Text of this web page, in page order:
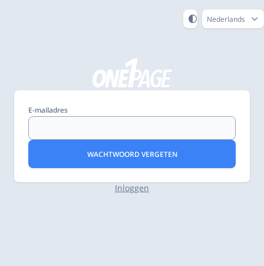
Nederlands
E-mailadres
WACHTWOORD VERGETEN
Inloggen